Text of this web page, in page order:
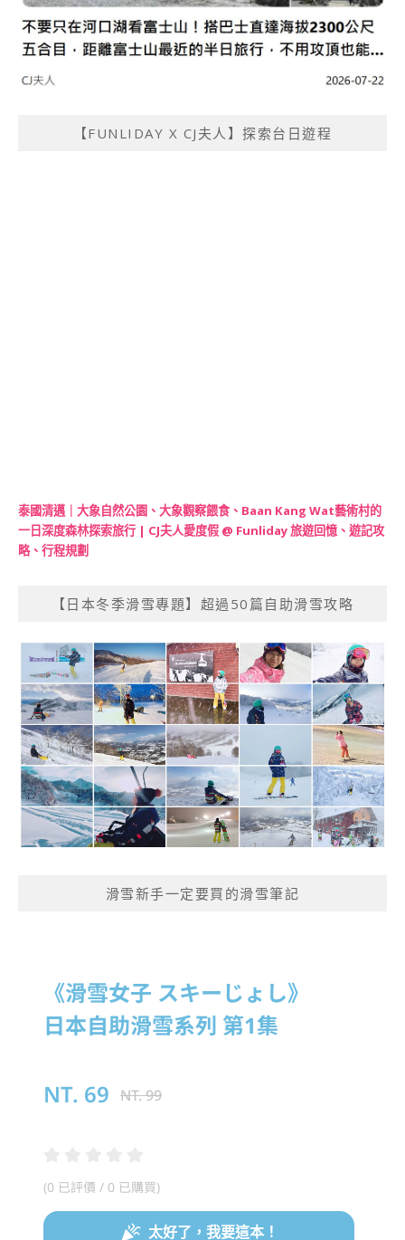
【FUNLIDAY X CJ夫人】探索台日遊程
泰國清邁｜大象自然公園、大象觀察餵食、Baan Kang Wat藝術村的
一日深度森林探索旅行 | CJ夫人愛度假 @ Funliday 旅遊回憶、遊記攻
略、行程規劃
【日本冬季滑雪專題】超過50篇自助滑雪攻略
滑雪新手一定要買的滑雪筆記